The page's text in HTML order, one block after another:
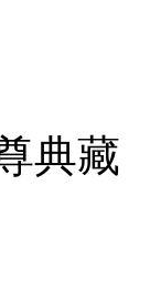
典藏